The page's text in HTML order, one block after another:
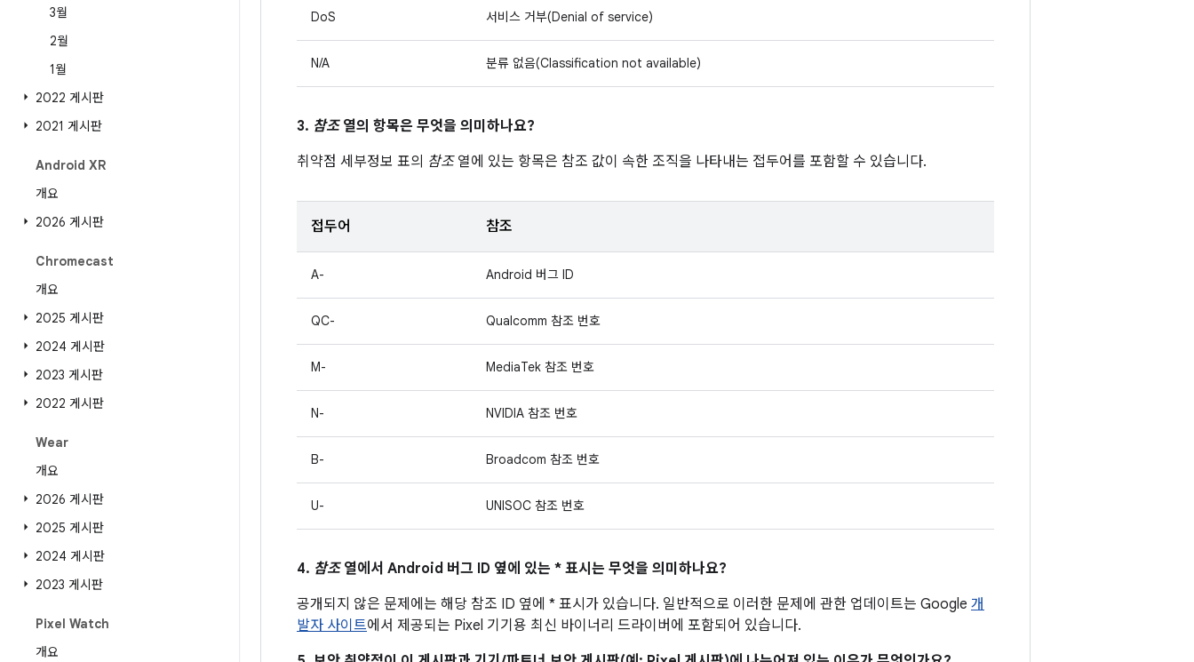
3월
2월
1월
2022 게시판
2021 게시판
Android XR
개요
2026 게시판
Chromecast
개요
2025 게시판
2024 게시판
2023 게시판
2022 게시판
Wear
개요
2026 게시판
2025 게시판
2024 게시판
2023 게시판
Pixel Watch
개요
DoS 서비스 거부(Denial of service)
N/A 분류 없음(Classification not available)
3. 참조열의 항목은 무엇을 의미하나요?
취약점 세부정보 표의 참조열에 있는 항목은 참조 값이 속한 조직을 나타내는 접두어를 포함할 수 있습니다.
접두어 참조
A- Android 버그 ID
QC- Qualcomm 참조 번호
M- MediaTek 참조 번호
N- NVIDIA 참조 번호
B- Broadcom 참조 번호
U- UNISOC 참조 번호
4. 참조열에서 Android 버그 ID 옆에 있는 * 표시는 무엇을 의미하나요?
공개되지 않은 문제에는 해당 참조 ID 옆에 * 표시가 있습니다. 일반적으로 이러한 문제에 관한 업데이트는 Google 개
발자 사이트에서 제공되는 Pixel 기기용 최신 바이너리 드라이버에 포함되어 있습니다.